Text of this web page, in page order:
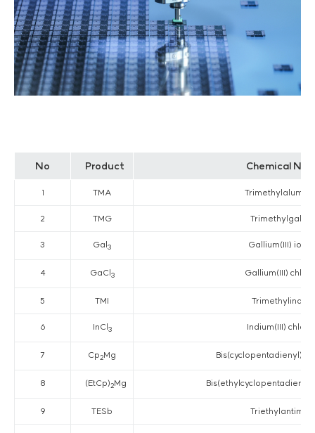
No Product Chemical
1 TMA
2 TMG
3 Gal3 Gallium(III)
4 GaCl3 Gallium(III)
5 TMI
6 InCl3 Indium(III)
7 Cp2Mg Bis(cyclopentadienyl)
8 (EtCp)2Mg
9 TESb